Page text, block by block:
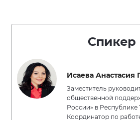
Спикер
Исаева Анастасия
Заместитель
общественной
России» в Республике
Координатор по